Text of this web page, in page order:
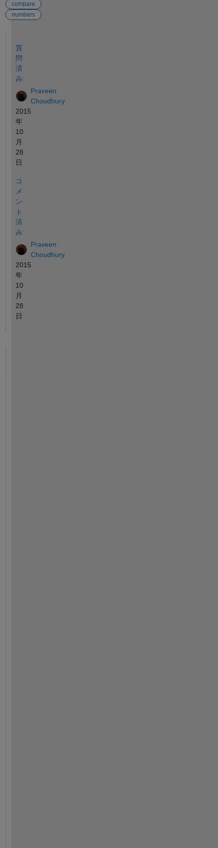
compare
numbers
質
問
済
み:
Praveen
Choudhury
2015
年
10
月
28
日
コ
メ
ン
ト
済
み:
Praveen
Choudhury
2015
年
10
月
28
日